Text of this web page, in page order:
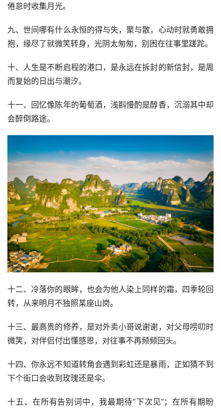
倦怠时收集月光。
九、世间哪有什么永恒的得与失，聚与散，心动时就勇敢拥
抱，缘尽了就微笑转身，光阴太匆匆，别困在往事里蹉跎。
十、人生是不断启程的港口，是永远在拆封的新信封，是周
而复始的日出与潮汐。
十一、回忆像陈年的葡萄酒，浅斟慢酌是醇香，沉溺其中却
会醉倒路途。
十二、冷落你的眼眸，也会为他人染上同样的霜，四季轮回
转，从来明月不独照某座山岗。
十三、最高贵的修养，是对外卖小哥说谢谢，对父母唠叨时
微笑，对伴侣付出懂感恩，对往事不再频频回头。
十四、你永远不知道转角会遇到彩虹还是暴雨，正如猜不到
下个街口会收到玫瑰还是伞。
十五、在所有告别词中，我最期待”下次见”；在所有期盼